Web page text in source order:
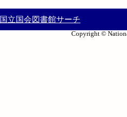
国立国会図書館サーチ
Copyright ©